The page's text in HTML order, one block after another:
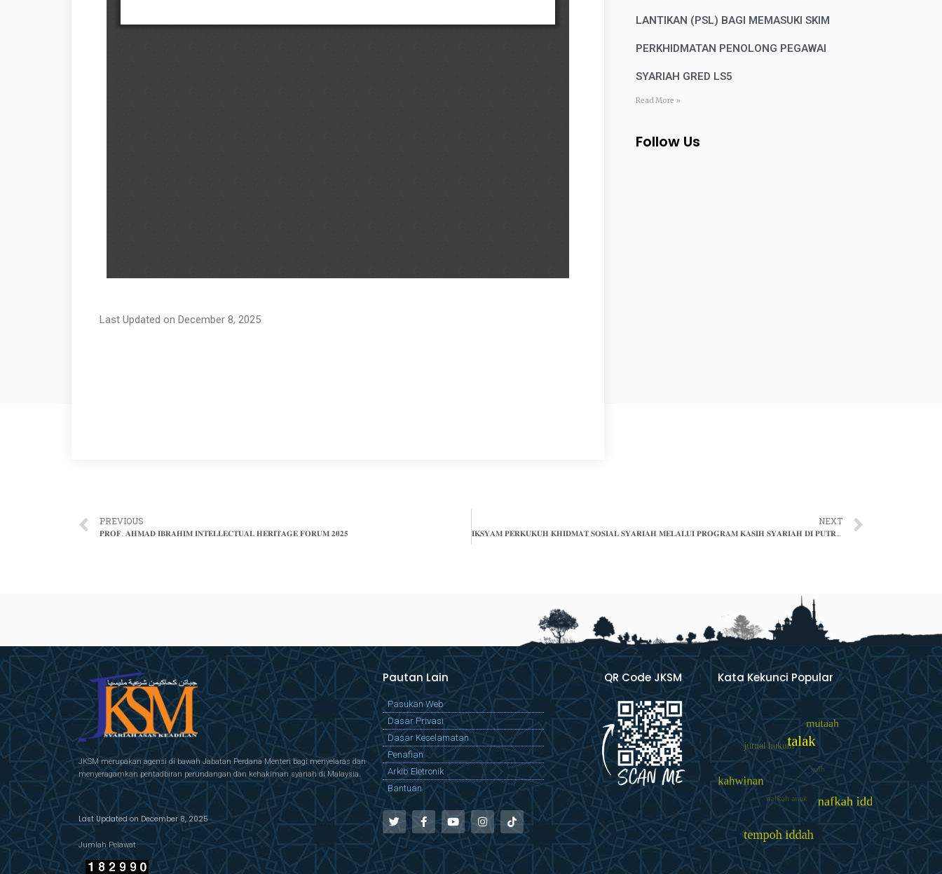
Last Updated on December 8, 2025
LANTIKAN (PSL) BAGI MEMASUKI SKIM
PERKHIDMATAN PENOLONG PEGAWAI
SYARIAH GRED LS5
Read More »
Follow Us
PREVIOUS
𝐏𝐑𝐎𝐅. 𝐀𝐇𝐌𝐀𝐃 𝐈𝐁𝐑𝐀𝐇𝐈𝐌 𝐈𝐍𝐓𝐄𝐋𝐋𝐄𝐂𝐓𝐔𝐀𝐋 𝐇𝐄𝐑𝐈𝐓𝐀𝐆𝐄 𝐅𝐎𝐑𝐔𝐌 𝟐𝟎𝟐𝟓
NEXT
𝐈𝐊𝐒𝐘𝐀𝐌 𝐏𝐄𝐑𝐊𝐔𝐊𝐔𝐇 𝐊𝐇𝐈𝐃𝐌𝐀𝐓 𝐒𝐎𝐒𝐈𝐀𝐋 𝐒𝐘𝐀𝐑𝐈𝐀𝐇 𝐌𝐄𝐋𝐀𝐋𝐔𝐈 𝐏𝐑𝐎𝐆𝐑𝐀𝐌 𝐊𝐀𝐒𝐈𝐇 𝐒𝐘𝐀𝐑𝐈𝐀𝐇 𝐃𝐈 𝐏𝐔𝐓𝐑𝐀𝐉𝐀𝐘𝐀
JKSM merupakan agensi di bawah Jabatan Perdana Menteri bagi menyelaras dan
menyeragamkan pentadbiran perundangan dan kehakiman syariah di Malaysia.
Last Updated on December 8, 2025
Jumlah Pelawat
Pautan Lain
Pasukan Web
Dasar Privasi
Dasar Keselamatan
Penafian
Arkib Eletronik
Bantuan
QR Code JKSM Kata Kekunci Popular